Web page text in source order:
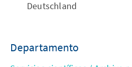
Deutschland
Departamento